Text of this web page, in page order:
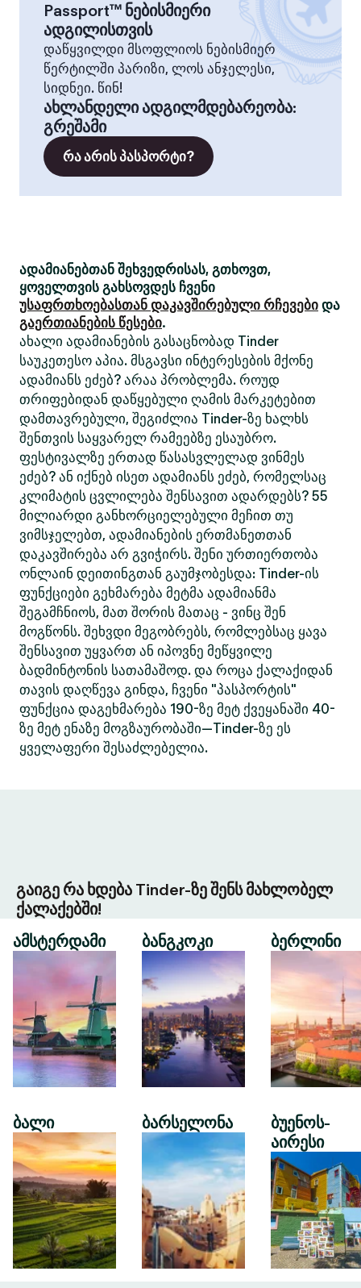
Passport™ ნებისმიერი
ადგილისთვის
დაწყვილდი მსოფლიოს ნებისმიერ
წერტილში პარიზი, ლოს ანჯელესი,
სიდნეი. წინ!
ახლანდელი ადგილმდებარეობა:
გრეშამი
რა არის პასპორტი?
ადამიანებთან შეხვედრისას, გთხოვთ,
ყოველთვის გახსოვდეს ჩვენი
უსაფრთხოებასთან დაკავშირებული რჩევები და
გაერთიანების წესები.
ახალი ადამიანების გასაცნობად Tinder
საუკეთესო აპია. მსგავსი ინტერესების მქონე
ადამიანს ეძებ? არაა პრობლემა. როუდ
თრიფებიდან დაწყებული ღამის მარკეტებით
დამთავრებული, შეგიძლია Tinder-ზე ხალხს
შენთვის საყვარელ რამეებზე ესაუბრო.
ფესტივალზე ერთად წასასვლელად ვინმეს
ეძებ? ან იქნებ ისეთ ადამიანს ეძებ, რომელსაც
კლიმატის ცვლილება შენსავით ადარდებს? 55
მილიარდი განხორციელებული მეჩით თუ
ვიმსჯელებთ, ადამიანების ერთმანეთთან
დაკავშირება არ გვიჭირს. შენი ურთიერთობა
ონლაინ დეითინგთან გაუმჯობესდა: Tinder-ის
ფუნქციები გეხმარება მეტმა ადამიანმა
შეგამჩნიოს, მათ შორის მათაც - ვინც შენ
მოგწონს. შეხვდი მეგობრებს, რომლებსაც ყავა
შენსავით უყვართ ან იპოვნე მეწყვილე
ბადმინტონის სათამაშოდ. და როცა ქალაქიდან
თავის დაღწევა გინდა, ჩვენი "პასპორტის"
ფუნქცია დაგეხმარება 190-ზე მეტ ქვეყანაში 40-
ზე მეტ ენაზე მოგზაურობაში—Tinder-ზე ეს
ყველაფერი შესაძლებელია.
გაიგე რა ხდება Tinder-ზე შენს მახლობელ
ქალაქებში!
ამსტერდამი
ბალი
ბანგკოკი
ბარსელონა
ბერლინი
ბუენოს-
აირესი